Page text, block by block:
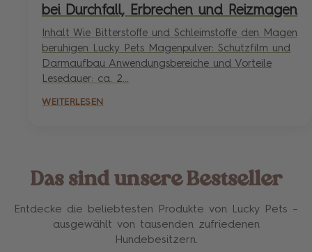
bei Durchfall, Erbrechen und Reizmagen
Inhalt Wie Bitterstoffe und Schleimstoffe den Magen
beruhigen Lucky Pets Magenpulver: Schutzfilm und
Darmaufbau Anwendungsbereiche und Vorteile
Lesedauer: ca. 2...
WEITERLESEN
Das sind unsere Bestseller
Entdecke die beliebtesten Produkte von Lucky Pets –
ausgewählt von tausenden zufriedenen
Hundebesitzern.